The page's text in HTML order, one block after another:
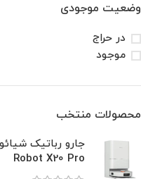
وضعیت موجودی
در حراج
موجود
محصولات منتخب
Robot X20 Pro